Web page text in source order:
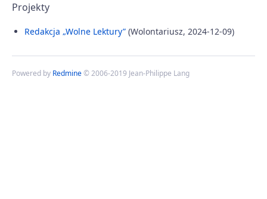
Projekty
Redakcja „Wolne Lektury” (Wolontariusz, 2024-12-09)
Powered by Redmine© 2006-2019 Jean-Philippe Lang